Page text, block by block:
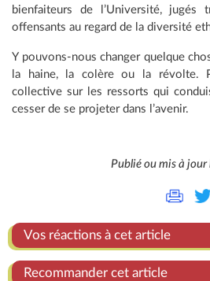
bienfaiteurs de l’Université, jugés
offensants au regard de la diversité
Y pouvons-nous changer quelque
la haine, la colère ou la révolte.
collective sur les ressorts qui
cesser de se projeter dans l’avenir.
Publié ou mis à
Vos réactions à cet article
Recommander cet article